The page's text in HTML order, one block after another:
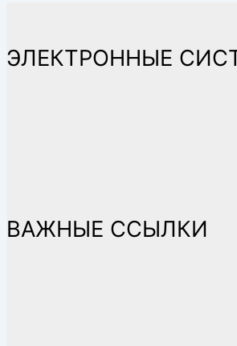
ЭЛЕКТРОННЫЕ
ВАЖНЫЕ ССЫЛКИ